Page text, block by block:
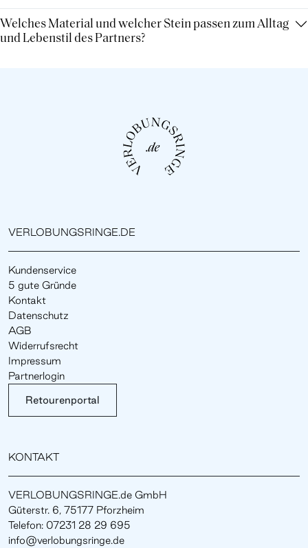
Welches Material und welcher Stein passen zum Alltag
und Lebenstil des Partners?
VERLOBUNGSRINGE.DE
Kundenservice
5 gute Gründe
Kontakt
Datenschutz
AGB
Widerrufsrecht
Impressum
Partnerlogin
Retourenportal
KONTAKT
VERLOBUNGSRINGE.de GmbH
Güterstr. 6, 75177 Pforzheim
Telefon: 07231 28 29 695
info@verlobungsringe.de